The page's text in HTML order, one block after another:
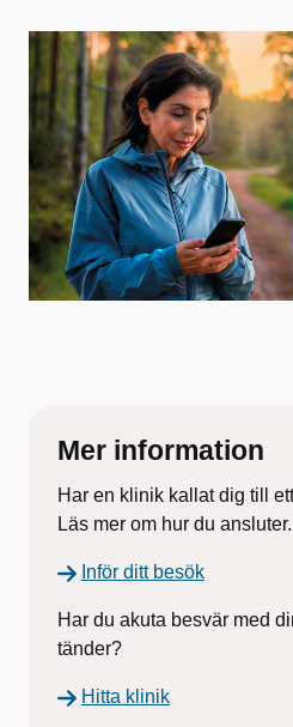
Mer information
Har en klinik kallat dig till
Läs mer om hur du ansluter.
Inför ditt besök
Har du akuta besvär med
tänder?
Hitta klinik